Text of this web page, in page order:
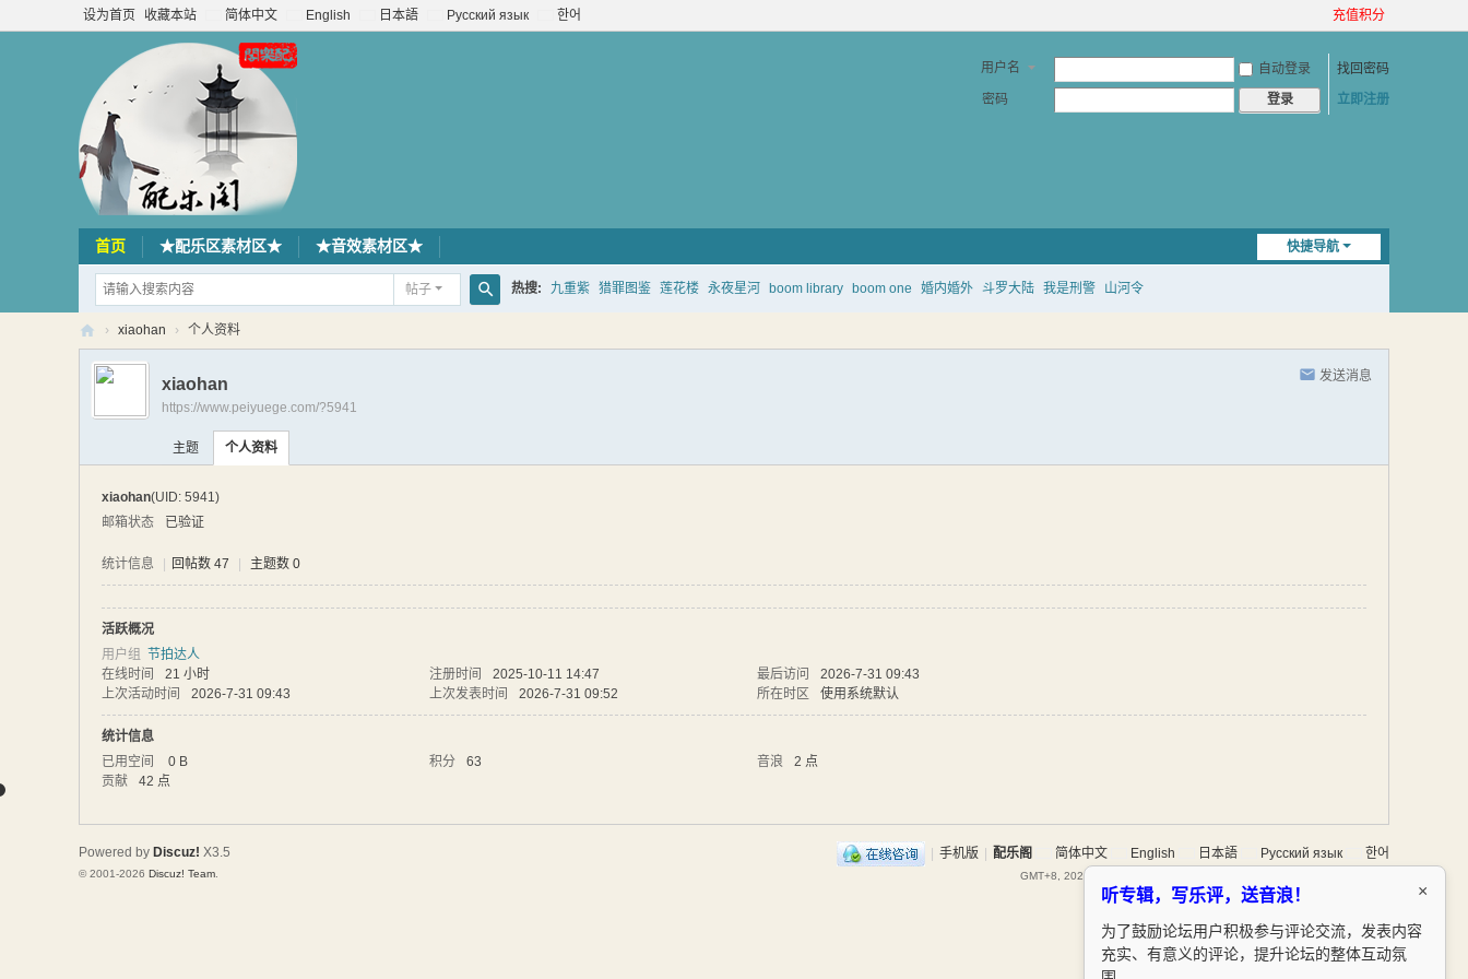
设为首页 收藏本站 简体中文 English 日本語 Русский язык 한어 充值积分
用户名 自动登录
找回密码
密码
登录 立即注册
快捷导航
首页 ★配乐区素材区★ ★音效素材区★
帖子
索
热搜: 九重紫 猎罪图鉴 莲花楼 永夜星河 boom library boom one 婚内婚外 斗罗大陆 我是刑警 山河令
配
阁
› xiaohan › 个人资料
发送消息
xiaohan
https://www.peiyuege.com/?5941
主题 个人资料
xiaohan(UID: 5941)
邮箱状态
已验证
统计信息 回帖数 47 主题数 0
活跃概况
用户组 节拍达人
在线时间
21 小时 注册时间 2025-10-11 14:47 最后访问
2026-7-31 09:43
上次活动时间
2026-7-31 09:43 上次发表时间 2026-7-31 09:52 所在时区 使用系统默认
统计信息
已用空间
0 B 积分 63 音浪
2 点
贡献
42 点
×
听专辑，写乐评，送音浪！
为了鼓励论坛用户积极参与评论交流，发表内容
充实、有意义的评论，提升论坛的整体互动氛
| 手机版 | 配乐阁 简体中文 English 日本語 Русский язык 한어
GMT+8, 2026-8-7 06:10
Powered by Discuz! X3.5
© 2001-2026 Discuz! Team